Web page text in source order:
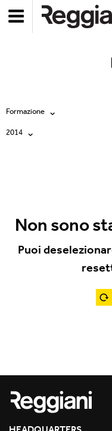
Formazione
Tutte
Events
Products
2014
2020
2019
Non sono
Puoi